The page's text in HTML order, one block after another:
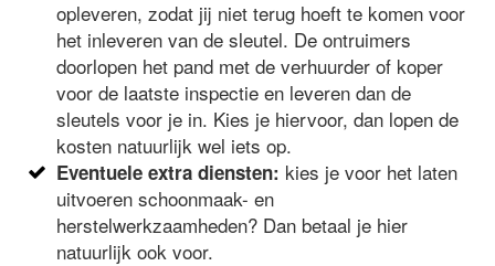
opleveren, zodat jij niet terug hoeft te komen voor
het inleveren van de sleutel. De ontruimers
doorlopen het pand met de verhuurder of koper
voor de laatste inspectie en leveren dan de
sleutels voor je in. Kies je hiervoor, dan lopen de
kosten natuurlijk wel iets op.
Eventuele extra diensten: kies je voor het laten
uitvoeren schoonmaak- en
herstelwerkzaamheden? Dan betaal je hier
natuurlijk ook voor.